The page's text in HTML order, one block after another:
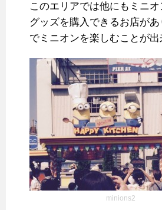
このエリアでは他にもミニオ
グッズを購入できるお店が
でミニオンを楽しむことが出
minions2